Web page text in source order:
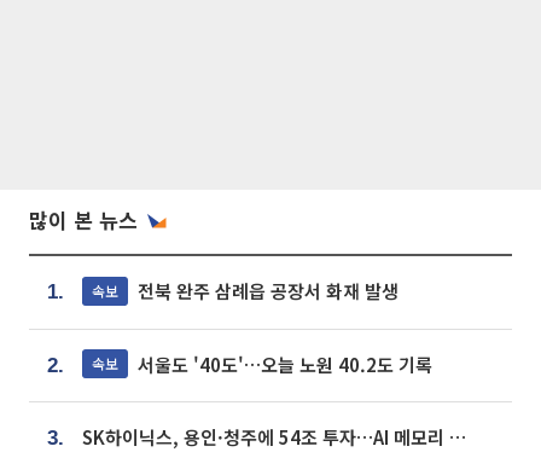
많이 본 뉴스
1. 속보 전북 완주 삼례읍 공장서 화재 발생
2. 속보 서울도 '40도'…오늘 노원 40.2도 기록
3. SK하이닉스, 용인·청주에 54조 투자…AI 메모리 생산기지 키운다